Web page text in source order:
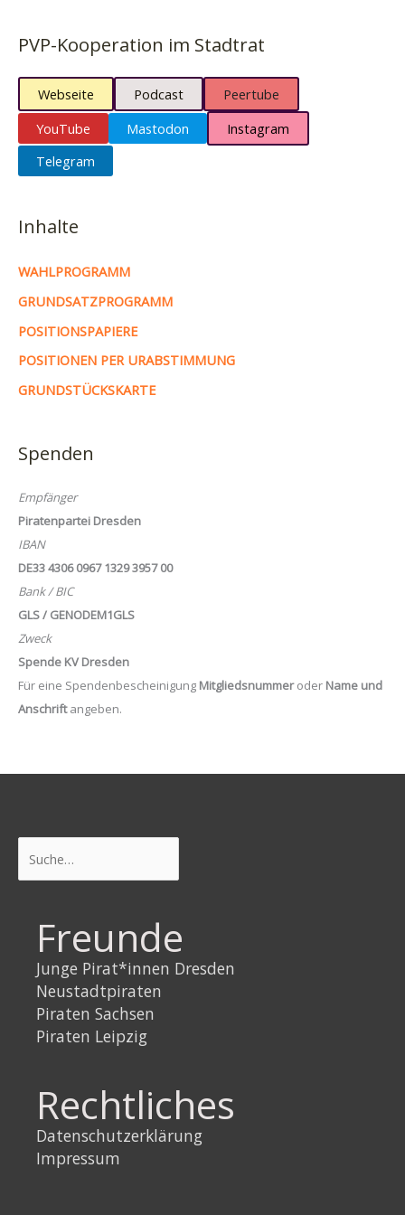
PVP-Kooperation im Stadtrat
Webseite Podcast
Peertube
YouTube
Mastodon
Instagram
Telegram
Inhalte
WAHLPROGRAMM
GRUNDSATZPROGRAMM
POSITIONSPAPIERE
POSITIONEN PER URABSTIMMUNG
GRUNDSTÜCKSKARTE
Spenden
Empfänger
Piratenpartei Dresden
IBAN
DE33 4306 0967 1329 3957 00
Bank / BIC
GLS / GENODEM1GLS
Zweck
Spende KV Dresden
Für eine Spendenbescheinigung Mitgliedsnummeroder Name und
Anschriftangeben.
Freunde
Junge Pirat*innen Dresden
Neustadtpiraten
Piraten Sachsen
Piraten Leipzig
Rechtliches
Datenschutzerklärung
Impressum